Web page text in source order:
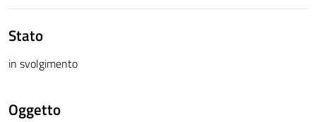
Stato
in svolgimento
Oggetto